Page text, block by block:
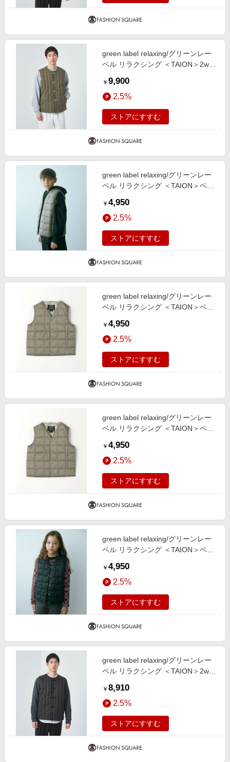
green label relaxing/グリーンレー
ベル リラクシング ＜TAION＞2way
￥ 9,900
2.5%
ストアにすすむ
green label relaxing/グリーンレー
ベル リラクシング ＜TAION＞ベー
ウンベスト / キッズ 140cm-150cm
BEIGE 140cm
￥ 4,950
2.5%
ストアにすすむ
green label relaxing/グリーンレー
ベル リラクシング ＜TAION＞ベー
ウンベスト / キッズ 110cm-130cm
BEIGE 120cm
￥ 4,950
2.5%
ストアにすすむ
green label relaxing/グリーンレー
ベル リラクシング ＜TAION＞ベー
ウンベスト / キッズ 110cm-130cm
BEIGE 110cm
￥ 4,950
2.5%
ストアにすすむ
green label relaxing/グリーンレー
ベル リラクシング ＜TAION＞ベー
ウンベスト / キッズ 140cm-150cm
BLACK 140cm
￥ 4,950
2.5%
ストアにすすむ
green label relaxing/グリーンレー
ベル リラクシング ＜TAION＞2way
￥ 8,910
2.5%
ストアにすすむ